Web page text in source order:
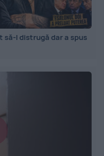
să-l distrugă dar a spus